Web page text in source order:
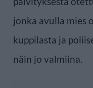
jonka avulla mies
kuppilasta ja
näin jo valmiina.